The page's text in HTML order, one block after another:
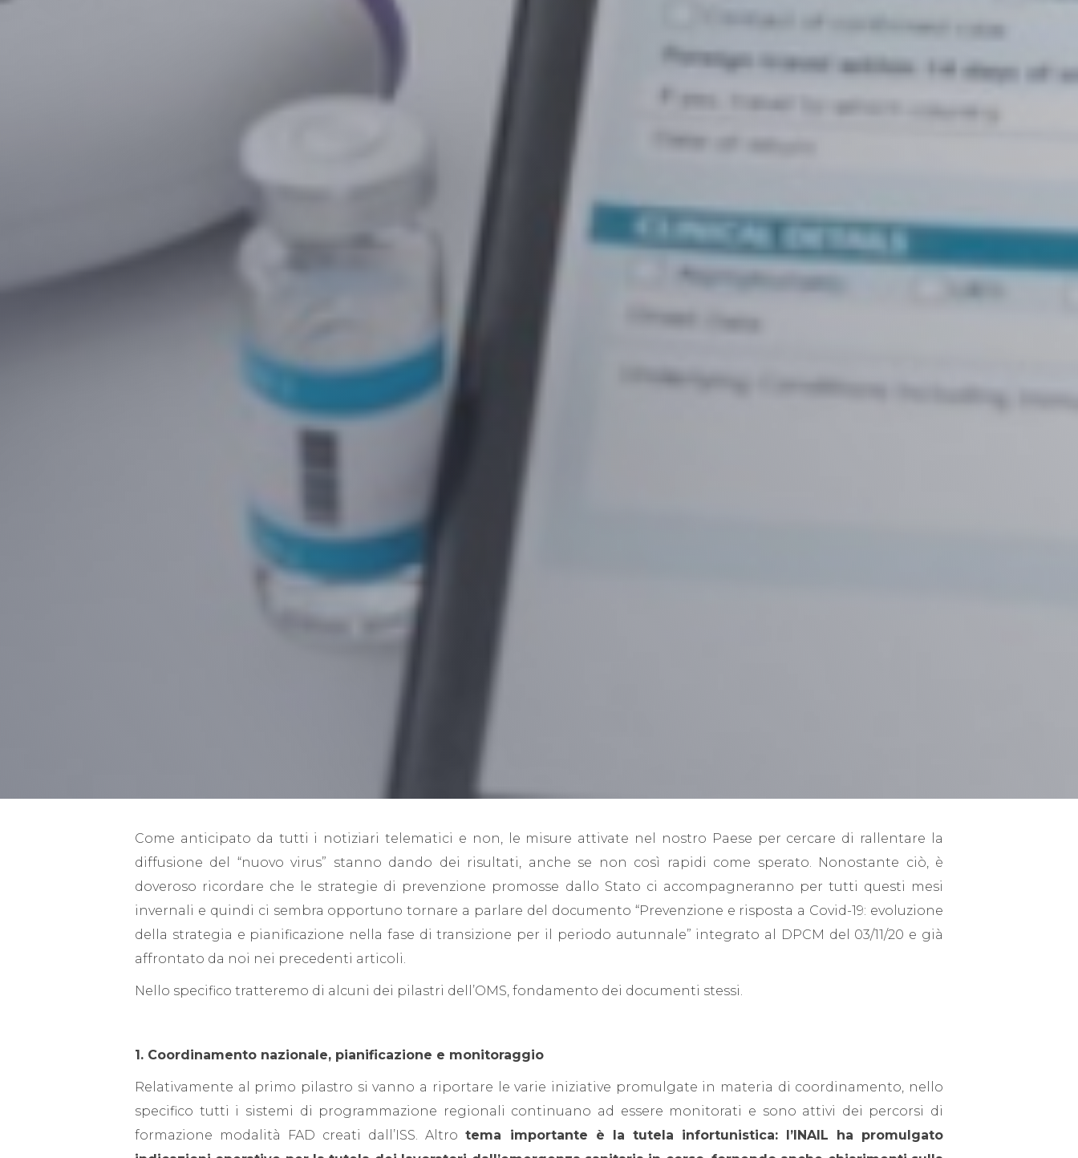
Come anticipato da tutti i notiziari telematici e non, le misure attivate nel nostro Paese per cercare di rallentare la
diffusione del “nuovo virus” stanno dando dei risultati, anche se non così rapidi come sperato. Nonostante ciò, è
doveroso ricordare che le strategie di prevenzione promosse dallo Stato ci accompagneranno per tutti questi mesi
invernali e quindi ci sembra opportuno tornare a parlare del documento “Prevenzione e risposta a Covid-19: evoluzione
della strategia e pianificazione nella fase di transizione per il periodo autunnale” integrato al DPCM del 03/11/20 e già
affrontato da noi nei precedenti articoli.
Nello specifico tratteremo di alcuni dei pilastri dell’OMS, fondamento dei documenti stessi.
1. Coordinamento nazionale, pianificazione e monitoraggio
Relativamente al primo pilastro si vanno a riportare le varie iniziative promulgate in materia di coordinamento, nello
specifico tutti i sistemi di programmazione regionali continuano ad essere monitorati e sono attivi dei percorsi di
formazione modalità FAD creati dall’ISS. Altrotema importante è la tutela infortunistica: l’INAIL ha promulgato